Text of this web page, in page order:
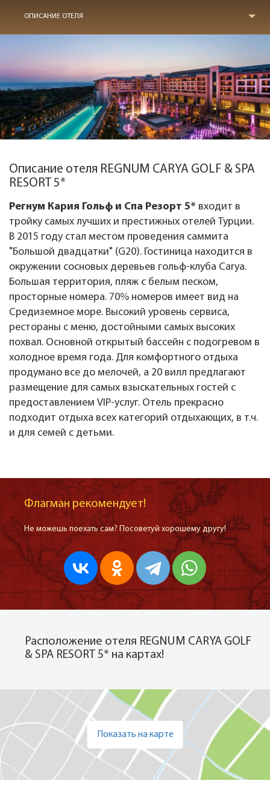
ОПИСАНИЕ ОТЕЛЯ
Описание отеля REGNUM CARYA GOLF & SPA
RESORT 5*
Регнум Кария Гольф и Спа Резорт 5* входит в
тройку самых лучших и престижных отелей Турции.
В 2015 году стал местом проведения саммита
"Большой двадцатки" (G20). Гостиница находится в
окружении сосновых деревьев гольф-клуба Carya.
Большая территория, пляж с белым песком,
просторные номера. 70% номеров имеет вид на
Средиземное море. Высокий уровень сервиса,
рестораны с меню, достойными самых высоких
похвал. Основной открытый бассейн с подогревом в
холодное время года. Для комфортного отдыха
продумано все до мелочей, а 20 вилл предлагают
размещение для самых взыскательных гостей с
предоставлением VIP-услуг. Отель прекрасно
подходит отдыха всех категорий отдыхающих, в т.ч.
и для семей с детьми.
Флагман рекомендует!
Не можешь поехать сам? Посоветуй хорошему другу!
Расположение отеля REGNUM CARYA GOLF
& SPA RESORT 5* на картах!
Показать на карте